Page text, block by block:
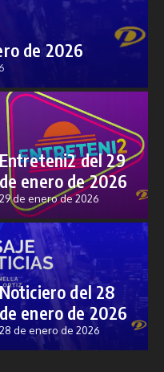
de 2026
Entreteni2 del 29
de enero de 2026
29 de enero de 2026
del 28
de enero de 2026
28 de enero de 2026